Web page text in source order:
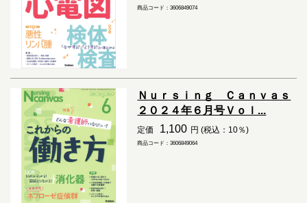
商品コード：3606849074
Ｎｕｒｓｉｎｇ Ｃａｎｖａｓ
２０２４年６月号Ｖｏｌ...
定価 1,100 円 (税込：10％)
商品コード：3606849064